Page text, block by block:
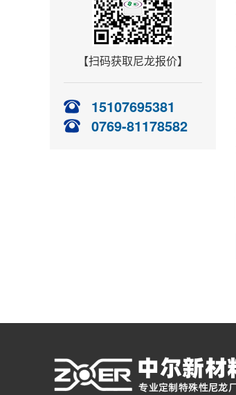
【扫码获取尼龙报价】
15107695381
0769-81178582